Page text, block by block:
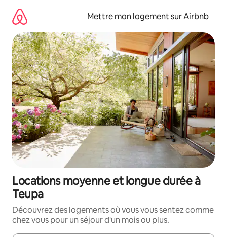
directement
contenu
Mettre mon logement sur Airbnb
Locations moyenne et longue durée à
Teupa
Découvrez des logements où vous vous sentez comme
chez vous pour un séjour d'un mois ou plus.